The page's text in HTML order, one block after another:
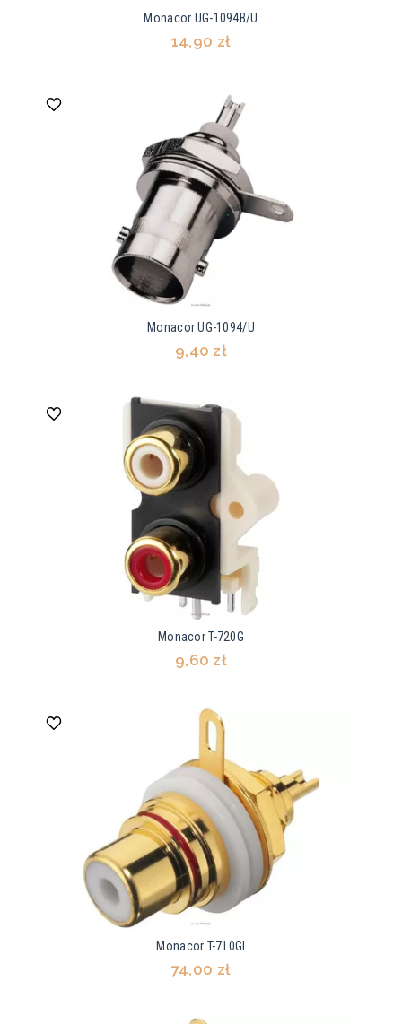
Monacor UG-1094B/U
14,90 zł
Monacor UG-1094/U
9,40 zł
Monacor T-720G
9,60 zł
Monacor T-710GI
74,00 zł